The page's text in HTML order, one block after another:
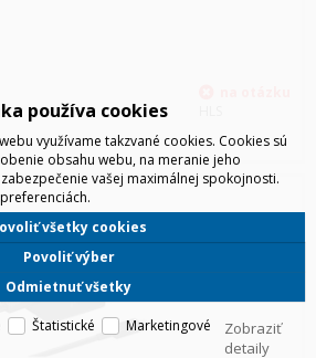
používa cookies
využívame takzvané cookies. Cookies sú
obsahu webu, na meranie jeho
vašej maximálnej spokojnosti.
Odmietnuť všetky
Povoliť výber
Povoliť všetky cookies
Štatistické
Marketingové
Zobraziť
detaily